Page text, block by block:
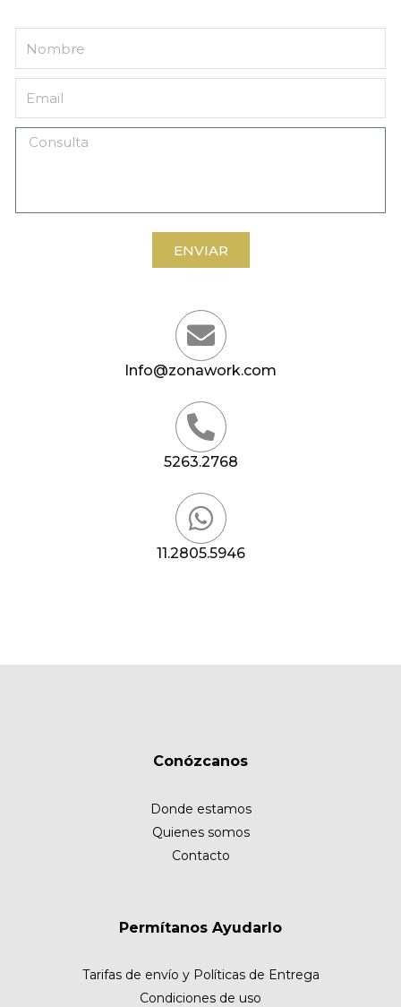
ENVIAR
Info@zonawork.com
5263.2768
11.2805.5946
Conózcanos
Donde estamos
Quienes somos
Contacto
Permítanos Ayudarlo
Tarifas de envío y Políticas de Entrega
Condiciones de uso